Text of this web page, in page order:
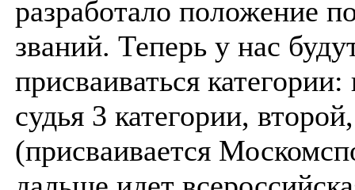
разработало положение
званий. Теперь у нас
присваиваться
судья 3 категории,
(присваивается